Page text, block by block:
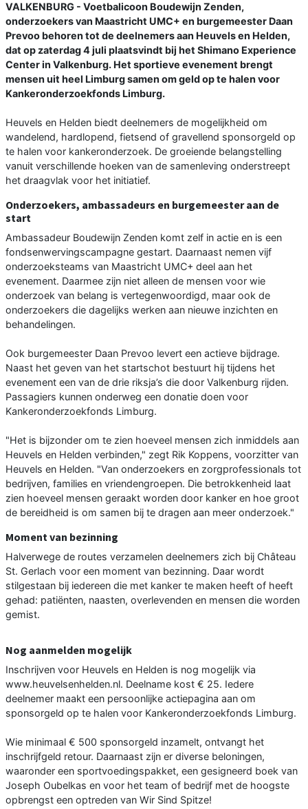
VALKENBURG - Voetbalicoon Boudewijn Zenden,
onderzoekers van Maastricht UMC+ en burgemeester Daan
Prevoo behoren tot de deelnemers aan Heuvels en Helden,
dat op zaterdag 4 juli plaatsvindt bij het Shimano Experience
Center in Valkenburg. Het sportieve evenement brengt
mensen uit heel Limburg samen om geld op te halen voor
Kankeronderzoekfonds Limburg.
Heuvels en Helden biedt deelnemers de mogelijkheid om
wandelend, hardlopend, fietsend of gravellend sponsorgeld op
te halen voor kankeronderzoek. De groeiende belangstelling
vanuit verschillende hoeken van de samenleving onderstreept
het draagvlak voor het initiatief.
Onderzoekers, ambassadeurs en burgemeester aan de
start
Ambassadeur Boudewijn Zenden komt zelf in actie en is een
fondsenwervingscampagne gestart. Daarnaast nemen vijf
onderzoeksteams van Maastricht UMC+ deel aan het
evenement. Daarmee zijn niet alleen de mensen voor wie
onderzoek van belang is vertegenwoordigd, maar ook de
onderzoekers die dagelijks werken aan nieuwe inzichten en
behandelingen.
Ook burgemeester Daan Prevoo levert een actieve bijdrage.
Naast het geven van het startschot bestuurt hij tijdens het
evenement een van de drie riksja’s die door Valkenburg rijden.
Passagiers kunnen onderweg een donatie doen voor
Kankeronderzoekfonds Limburg.
"Het is bijzonder om te zien hoeveel mensen zich inmiddels aan
Heuvels en Helden verbinden," zegt Rik Koppens, voorzitter van
Heuvels en Helden. "Van onderzoekers en zorgprofessionals tot
bedrijven, families en vriendengroepen. Die betrokkenheid laat
zien hoeveel mensen geraakt worden door kanker en hoe groot
de bereidheid is om samen bij te dragen aan meer onderzoek."
Moment van bezinning
Halverwege de routes verzamelen deelnemers zich bij Château
St. Gerlach voor een moment van bezinning. Daar wordt
stilgestaan bij iedereen die met kanker te maken heeft of heeft
gehad: patiënten, naasten, overlevenden en mensen die worden
gemist.
Nog aanmelden mogelijk
Inschrijven voor Heuvels en Helden is nog mogelijk via
www.heuvelsenhelden.nl. Deelname kost € 25. Iedere
deelnemer maakt een persoonlijke actiepagina aan om
sponsorgeld op te halen voor Kankeronderzoekfonds Limburg.
Wie minimaal € 500 sponsorgeld inzamelt, ontvangt het
inschrijfgeld retour. Daarnaast zijn er diverse beloningen,
waaronder een sportvoedingspakket, een gesigneerd boek van
Joseph Oubelkas en voor het team of bedrijf met de hoogste
opbrengst een optreden van Wir Sind Spitze!